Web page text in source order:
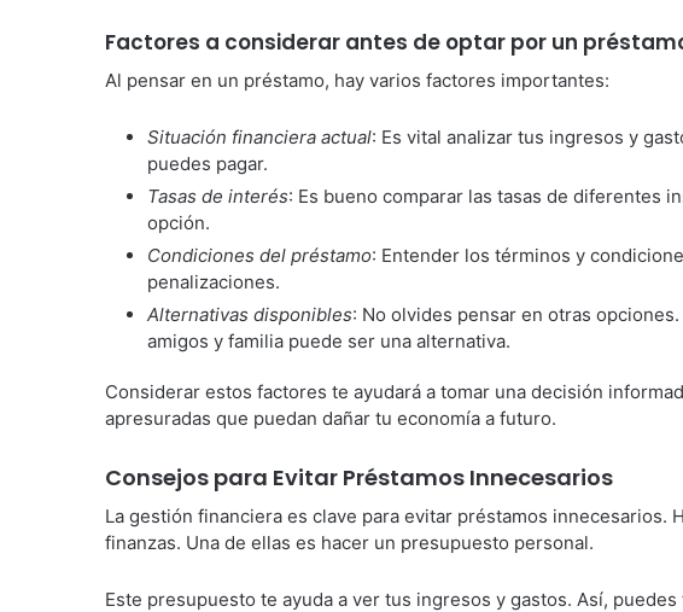
Factores a considerar antes de optar por un
Al pensar en un préstamo, hay varios factores importantes:
Situación financiera actual: Es vital analizar tus ingresos y
puedes pagar.
Tasas de interés: Es bueno comparar las tasas de diferentes
opción.
Condiciones del préstamo: Entender los términos y
penalizaciones.
Alternativas disponibles: No olvides pensar en otras
amigos y familia puede ser una alternativa.
Considerar estos factores te ayudará a tomar una decisión
apresuradas que puedan dañar tu economía a futuro.
Consejos para Evitar Préstamos Innecesarios
La gestión financiera es clave para evitar préstamos innecesarios.
finanzas. Una de ellas es hacer un presupuesto personal.
Este presupuesto te ayuda a ver tus ingresos y gastos. Así,